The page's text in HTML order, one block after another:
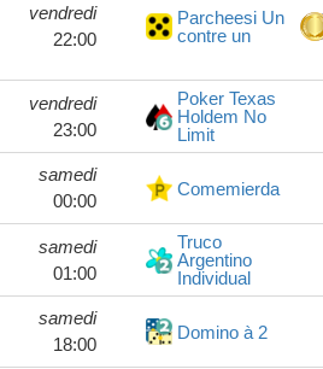
vendredi
22:00
Parcheesi Un
contre un
vendredi
23:00
Poker Texas
Holdem No
Limit
samedi
00:00
Comemierda
samedi
01:00
Truco
Argentino
Individual
samedi
18:00
Domino à 2